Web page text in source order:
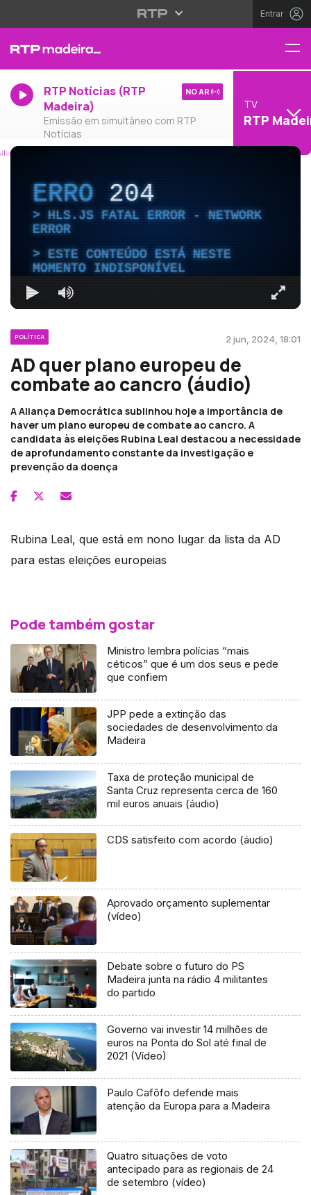
Entrar
RTP Notícias (RTP
Madeira)
Emissão em simultâneo com RTP
Notícias
NO AR
TV
RTP
ERRO204
HLS.JS FATAL ERROR - NETWORK
ERROR
ESTE CONTEÚDO ESTÁ NESTE
MOMENTO INDISPONÍVEL
POLÍTICA 2 jun, 2024, 18:01
AD quer plano europeu de
combate ao cancro (áudio)
A Aliança Democrática sublinhou hoje a importância de
haver um plano europeu de combate ao cancro. A
candidata às eleições Rubina Leal destacou a necessidade
de aprofundamento constante da investigação e
prevenção da doença
Rubina Leal, que está em nono lugar da lista da AD
para estas eleições europeias
Pode também gostar
Ministro lembra polícias “mais
céticos” que é um dos seus e pede
que confiem
JPP pede a extinção das
sociedades de desenvolvimento da
Madeira
Taxa de proteção municipal de
Santa Cruz representa cerca de 160
mil euros anuais (áudio)
CDS satisfeito com acordo (áudio)
Aprovado orçamento suplementar
(vídeo)
Debate sobre o futuro do PS
Madeira junta na rádio 4 militantes
do partido
Governo vai investir 14 milhões de
euros na Ponta do Sol até final de
2021 (Vídeo)
Paulo Cafôfo defende mais
atenção da Europa para a Madeira
Quatro situações de voto
antecipado para as regionais de 24
de setembro (vídeo)